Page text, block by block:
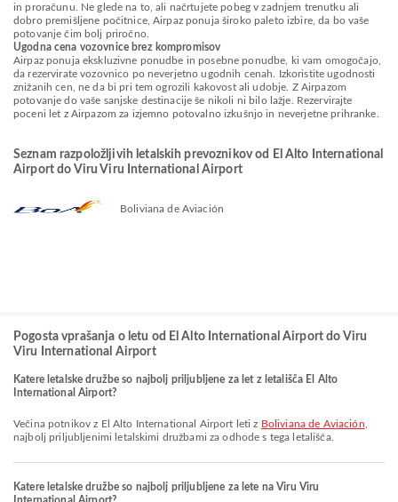
in proračunu. Ne glede na to, ali načrtujete pobeg v zadnjem trenutku ali
dobro premišljene počitnice, Airpaz ponuja široko paleto izbire, da bo vaše
potovanje čim bolj priročno.
Ugodna cena vozovnice brez kompromisov
Airpaz ponuja ekskluzivne ponudbe in posebne ponudbe, ki vam omogočajo,
da rezervirate vozovnico po neverjetno ugodnih cenah. Izkoristite ugodnosti
znižanih cen, ne da bi pri tem ogrozili kakovost ali udobje. Z Airpazom
potovanje do vaše sanjske destinacije še nikoli ni bilo lažje. Rezervirajte
poceni let z Airpazom za izjemno potovalno izkušnjo in neverjetne prihranke.
Seznam razpoložljivih letalskih prevoznikov od El Alto International
Airport do Viru Viru International Airport
Boliviana de Aviación
Pogosta vprašanja o letu od El Alto International Airport do Viru
Viru International Airport
Katere letalske družbe so najbolj priljubljene za let z letališča El Alto
International Airport?
Večina potnikov z El Alto International Airport leti z Boliviana de Aviación
najbolj priljubljenimi letalskimi družbami za odhode s tega letališča.
Katere letalske družbe so najbolj priljubljene za lete na Viru Viru